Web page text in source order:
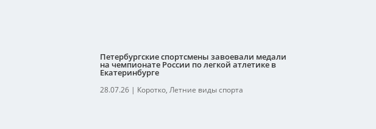
Петербургские спортсмены завоевали медали
на чемпионате России по легкой атлетике в
Екатеринбурге
28.07.26| Коротко, Летние виды спорта